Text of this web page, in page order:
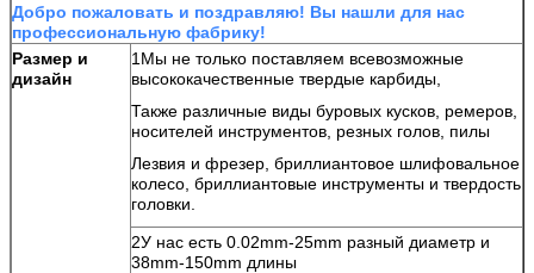
Добро пожаловать и поздравляю! Вы нашли для нас
профессиональную фабрику!
Размер и
дизайн
1Мы не только поставляем всевозможные
высококачественные твердые карбиды,
Также различные виды буровых кусков, ремеров,
носителей инструментов, резных голов, пилы
Лезвия и фрезер, бриллиантовое шлифовальное
колесо, бриллиантовые инструменты и твердость
головки.
2У нас есть 0.02mm-25mm разный диаметр и
38mm-150mm длины